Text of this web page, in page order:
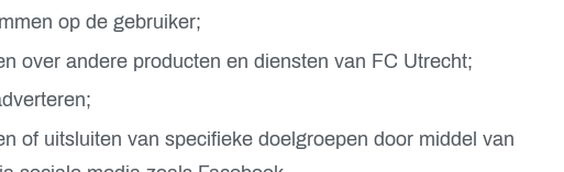
op de gebruiker;
over andere producten en diensten van FC Utrecht;
of uitsluiten van specifieke doelgroepen door middel van